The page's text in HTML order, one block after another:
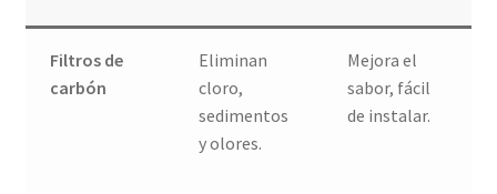
Filtros de
carbón
Eliminan
cloro,
sedimentos
y olores.
Mejora el
sabor, fácil
de instalar.